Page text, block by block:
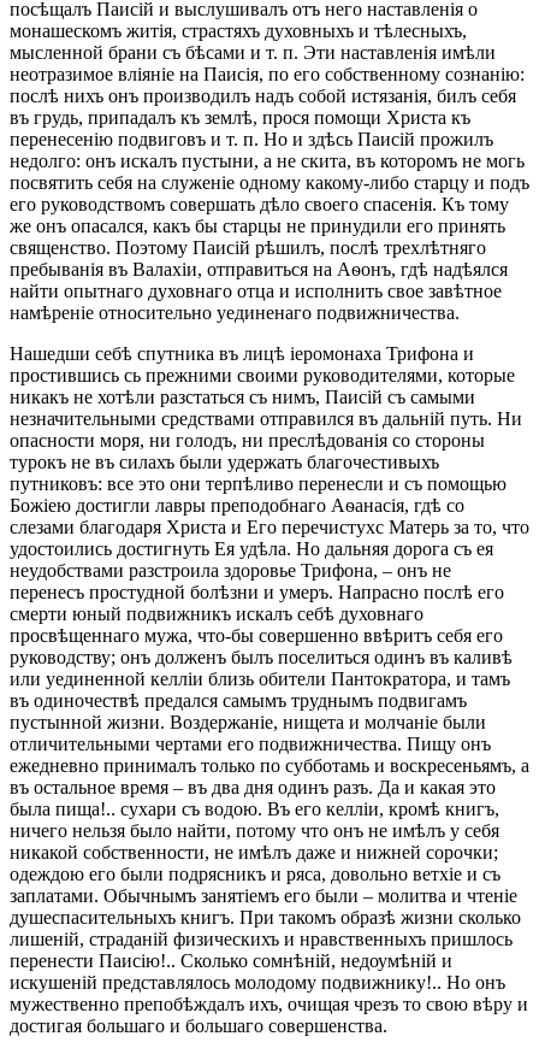
посѣщалъ Паисій и выслушивалъ отъ него наставленія о
монашескомъ житія, страстяхъ духовныхъ и тѣлесныхъ,
мысленной брани съ бѣсами и т. п. Эти наставленія имѣли
неотразимое вліяніе на Паисія, по его собственному сознанію:
послѣ нихъ онъ производилъ надъ собой истязанія, билъ себя
въ грудь, припадалъ къ землѣ, прося помощи Христа къ
перенесенію подвиговъ и т. п. Но и здѣсь Паисій прожилъ
недолго: онъ искалъ пустыни, а не скита, въ которомъ не могь
посвятить себя на служеніе одному какому-либо старцу и подъ
его руководствомъ совершать дѣло своего спасенія. Къ тому
же онъ опасался, какъ бы старцы не принудили его принять
священство. Поэтому Паисій рѣшилъ, послѣ трехлѣтняго
пребыванія въ Валахіи, отправиться на Аѳонъ, гдѣ надѣялся
найти опытнаго духовнаго отца и исполнить свое завѣтное
намѣреніе относительно уединенаго подвижничества.
Нашедши себѣ спутника въ лицѣ іеромонаха Трифона и
простившись сь прежними своими руководителями, которые
никакъ не хотѣли разстаться съ нимъ, Паисій съ самыми
незначительными средствами отправился въ дальній путь. Ни
опасности моря, ни голодъ, ни преслѣдованія со стороны
турокъ не въ силахъ были удержать благочестивыхъ
путниковъ: все это они терпѣливо перенесли и съ помощью
Божіею достигли лавры преподобнаго Аѳанасія, гдѣ со
слезами благодаря Христа и Его перечистухс Матерь за то, что
удостоились достигнуть Ея удѣла. Но дальняя дорога съ ея
неудобствами разстроила здоровье Трифона, – онъ не
перенесъ простудной болѣзни и умеръ. Напрасно послѣ его
смерти юный подвижникъ искалъ себѣ духовнаго
просвѣщеннаго мужа, что-бы совершенно ввѣритъ себя его
руководству; онъ долженъ былъ поселиться одинъ въ каливѣ
или уединенной келліи близь обители Пантократора, и тамъ
въ одиночествѣ предался самымъ труднымъ подвигамъ
пустынной жизни. Воздержаніе, нищета и молчаніе были
отличительными чертами его подвижничества. Пищу онъ
ежедневно принималъ только по субботамь и воскресеньямъ, а
въ остальное время – въ два дня одинъ разъ. Да и какая это
была пища!.. сухари съ водою. Въ его келліи, кромѣ книгъ,
ничего нельзя было найти, потому что онъ не имѣлъ у себя
никакой собственности, не имѣлъ даже и нижней сорочки;
одеждою его были подрясникъ и ряса, довольно ветхіе и съ
заплатами. Обычнымъ занятіемъ его были – молитва и чтеніе
душеспасительныхъ книгъ. При такомъ образѣ жизни сколько
лишеній, страданій физическихъ и нравственныхъ пришлось
перенести Паисію!.. Сколько сомнѣній, недоумѣній и
искушеній представлялось молодому подвижнику!.. Но онъ
мужественно препобѣждалъ ихъ, очищая чрезъ то свою вѣру и
достигая большаго и большаго совершенства.